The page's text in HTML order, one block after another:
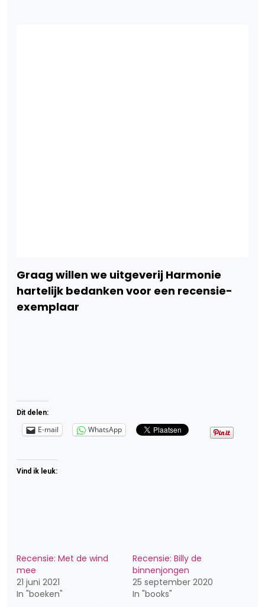
Graag willen we uitgeverij Harmonie
hartelijk bedanken voor een recensie-
exemplaar
Dit delen:
E-mail WhatsApp
Vind ik leuk:
Recensie: Met de wind
mee
21 juni 2021
In "boeken"
Recensie: Billy de
binnenjongen
25 september 2020
In "books"